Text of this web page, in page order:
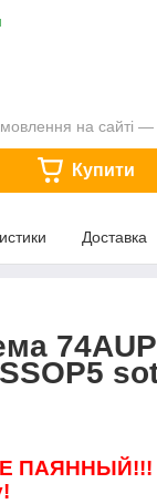
на сайті
Купити
Доставка
ПАЯННЫЙ!!!